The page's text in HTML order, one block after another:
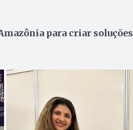
para criar soluções